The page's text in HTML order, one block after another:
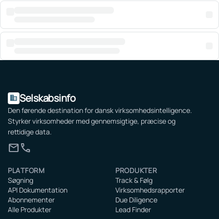
domain Selskabsinfo
Den førende destination for dansk virksomhedsintelligence.
Styrker virksomheder med gennemsigtige, præcise og
rettidige data.
mailcall
PLATFORM
Søgning
API Dokumentation
Abonnementer
Alle Produkter
PRODUKTER
Track & Følg
Virksomhedsrapporter
Due Diligence
Lead Finder